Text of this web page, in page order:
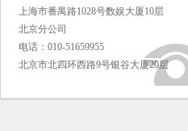
上海市番禺路1028号数娱大厦10层
北京分公司
电话：010-51659955
北京市北四环西路9号银谷大厦20层